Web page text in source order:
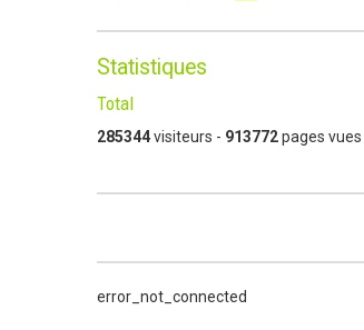
Statistiques
Total
285344visiteurs - 913772pages vues
error_not_connected